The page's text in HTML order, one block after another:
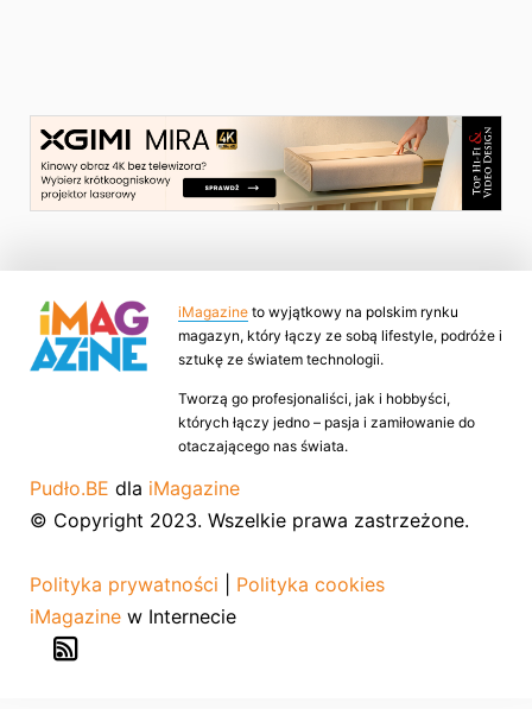
iMagazine to wyjątkowy na polskim rynku
magazyn, który łączy ze sobą lifestyle, podróże i
sztukę ze światem technologii.
Tworzą go profesjonaliści, jak i hobbyści,
których łączy jedno – pasja i zamiłowanie do
otaczającego nas świata.
Pudło.BE dla iMagazine
© Copyright 2023. Wszelkie prawa zastrzeżone.
Polityka prywatności
Polityka cookies
iMagazine w Internecie